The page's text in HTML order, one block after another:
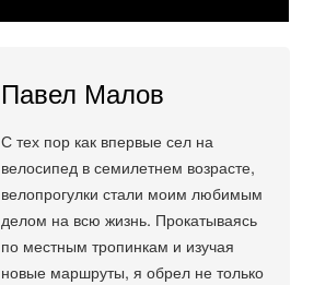
Павел Малов
С тех пор как впервые сел на
велосипед в семилетнем возрасте,
велопрогулки стали моим любимым
делом на всю жизнь. Прокатываясь
по местным тропинкам и изучая
новые маршруты, я обрел не только